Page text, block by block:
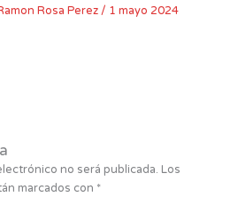
Rosa Perez / 1 mayo 2024
no será publicada. Los
marcados con *